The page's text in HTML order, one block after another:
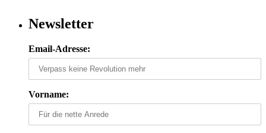
Newsletter
Email-Adresse:
Vorname: